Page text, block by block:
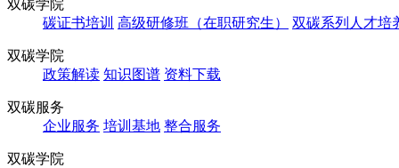
双碳学院
碳证书培训 高级研修班（在职研究生） 双碳系列人才培
双碳学院
政策解读 知识图谱 资料下载
双碳服务
企业服务 培训基地 整合服务
双碳学院